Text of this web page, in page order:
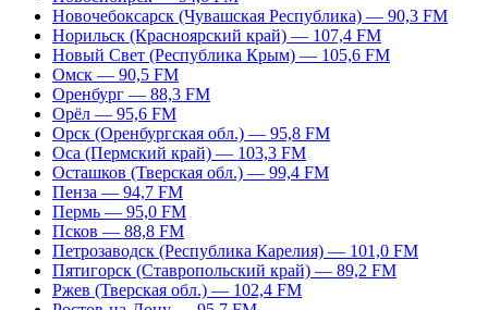
Новочебоксарск (Чувашская Республика) — 90,3 FM
Норильск (Красноярский край) — 107,4 FM
Новый Свет (Республика Крым) — 105,6 FM
Омск — 90,5 FM
Оренбург — 88,3 FM
Орёл — 95,6 FM
Орск (Оренбургская обл.) — 95,8 FM
Оса (Пермский край) — 103,3 FM
Осташков (Тверская обл.) — 99,4 FM
Пенза — 94,7 FM
Пермь — 95,0 FM
Псков — 88,8 FM
Петрозаводск (Республика Карелия) — 101,0 FM
Пятигорск (Ставропольский край) — 89,2 FM
Ржев (Тверская обл.) — 102,4 FM